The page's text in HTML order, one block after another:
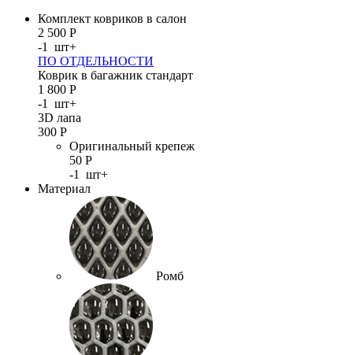
Комплект ковриков в салон
2 500 Р
-1 шт+
ПО ОТДЕЛЬНОСТИ
Коврик в багажник стандарт
1 800 Р
-1 шт+
3D лапа
300 Р
Оригинальный крепеж
50 Р
-1 шт+
Материал
Ромб